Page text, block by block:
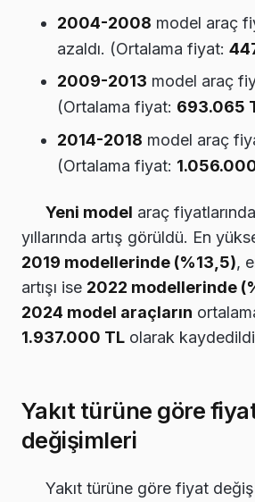
2004-2008 model araç
azaldı. (Ortalama fiyat:
2009-2013 model araç
(Ortalama fiyat: 693.065
2014-2018 model araç
(Ortalama fiyat:
Yeni model araç
yıllarında artış görüldü. En
2019 modellerinde (%13,5),
artışı ise 2022 modellerinde
2024 model araçların
1.937.000 TL olarak
Yakıt türüne göre
değişimleri
Yakıt türüne göre fiyat